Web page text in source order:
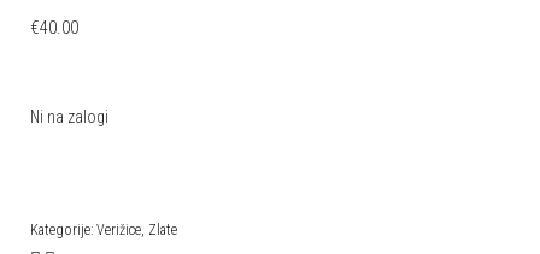
€40.00
Ni na zalogi
Kategorije: Verižice, Zlate